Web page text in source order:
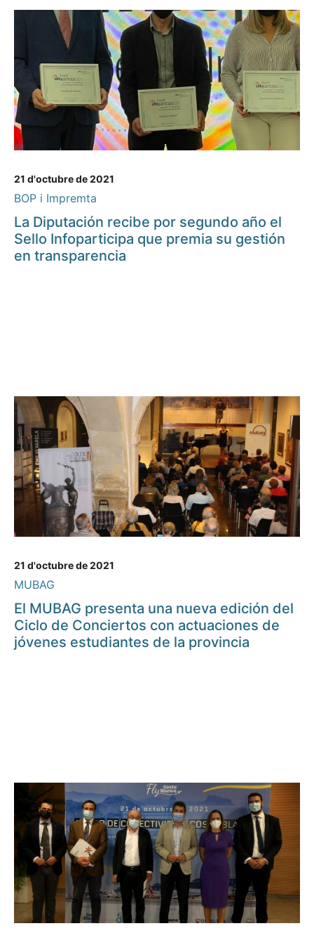
21 d'octubre de 2021
BOP i Impremta
La Diputación recibe por segundo año el
Sello Infoparticipa que premia su gestión
en transparencia
21 d'octubre de 2021
MUBAG
El MUBAG presenta una nueva edición del
Ciclo de Conciertos con actuaciones de
jóvenes estudiantes de la provincia